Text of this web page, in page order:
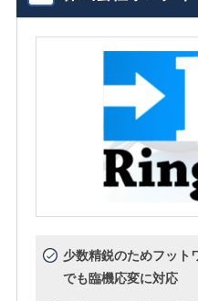
少数精鋭のためフット
でも臨機応変に対応